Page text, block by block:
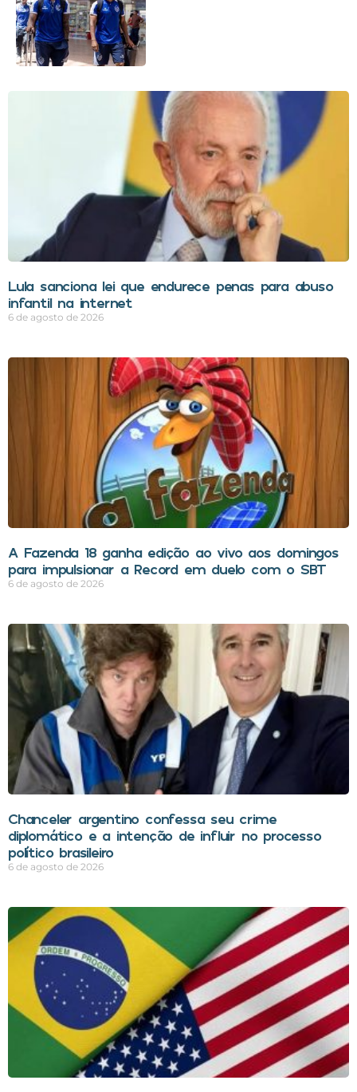
Lula sanciona lei que endurece penas para abuso
infantil na internet
6 de agosto de 2026
A Fazenda 18 ganha edição ao vivo aos domingos
para impulsionar a Record em duelo com o SBT
6 de agosto de 2026
Chanceler argentino confessa seu crime
diplomático e a intenção de influir no processo
político brasileiro
6 de agosto de 2026